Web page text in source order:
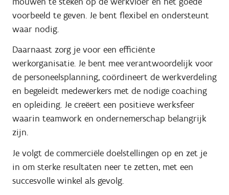
voorbeeld te geven. Je bent flexibel en ondersteunt
waar nodig.
Daarnaast zorg je voor een efficiënte
werkorganisatie. Je bent mee verantwoordelijk voor
de personeelsplanning, coördineert de werkverdeling
en begeleidt medewerkers met de nodige coaching
en opleiding. Je creëert een positieve werksfeer
waarin teamwork en ondernemerschap belangrijk
zijn.
Je volgt de commerciële doelstellingen op en zet je
in om sterke resultaten neer te zetten, met een
succesvolle winkel als gevolg.